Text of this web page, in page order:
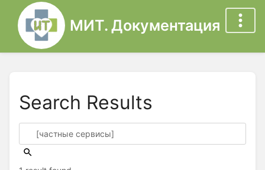
МИТ. Документация
Search Results